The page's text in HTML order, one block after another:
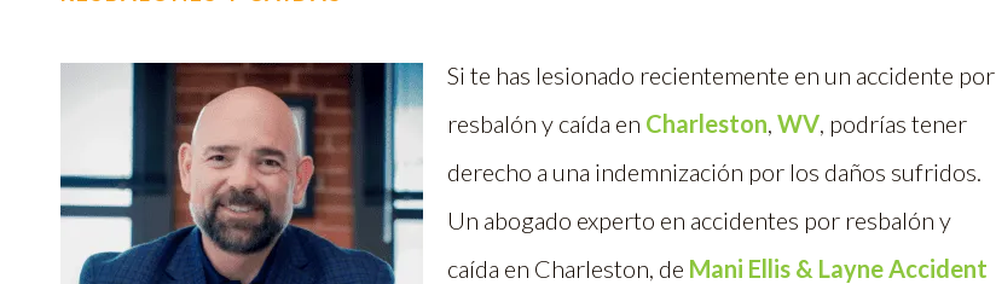
Si te has lesionado recientemente en un accidente por
resbalón y caída en Charleston, WV, podrías tener
derecho a una indemnización por los daños sufridos.
Un abogado experto en accidentes por resbalón y
caída en Charleston, de Mani Ellis & Layne Accident